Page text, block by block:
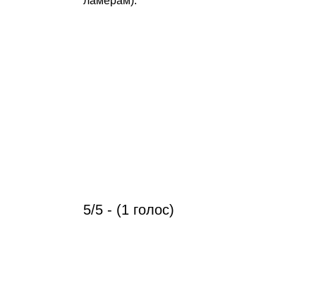
5/5 - (1 голос)